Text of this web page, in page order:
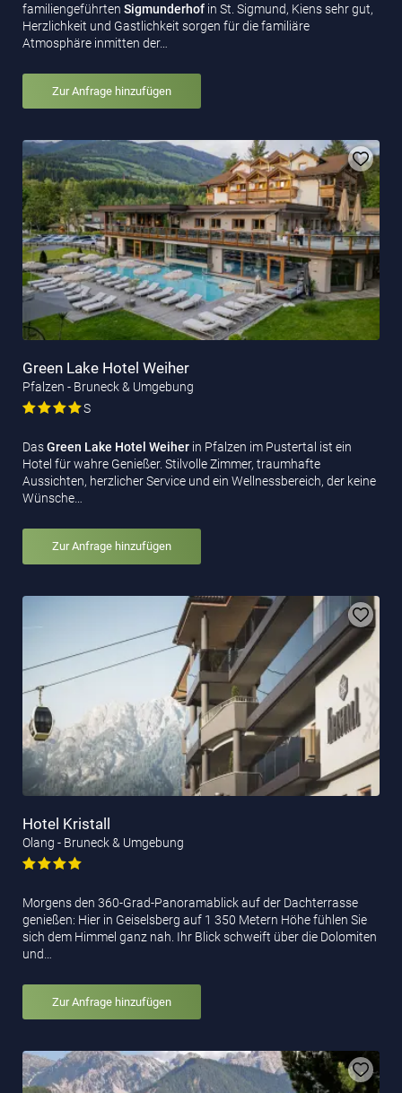
familiengeführten Sigmunderhof in St. Sigmund, Kiens sehr gut,
Herzlichkeit und Gastlichkeit sorgen für die familiäre
Atmosphäre inmitten der…
Zur Anfrage hinzufügen
Green Lake Hotel Weiher
Pfalzen - Bruneck & Umgebung
S
DasGreen Lake Hotel Weiher in Pfalzen im Pustertal ist ein
Hotel für wahre Genießer. Stilvolle Zimmer, traumhafte
Aussichten, herzlicher Service und ein Wellnessbereich, der keine
Wünsche…
Zur Anfrage hinzufügen
Hotel Kristall
Olang - Bruneck & Umgebung
Morgens den 360-Grad-Panoramablick auf der Dachterrasse
genießen: Hier in Geiselsberg auf 1 350 Metern Höhe fühlen Sie
sich dem Himmel ganz nah. Ihr Blick schweift über die Dolomiten
und…
Zur Anfrage hinzufügen